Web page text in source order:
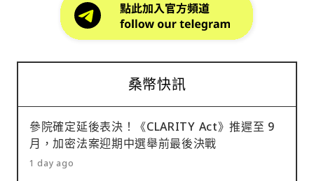
桑幣快訊
參院確定延後表決！《CLARITY Act》推遲至 9
月，加密法案迎期中選舉前最後決戰
1 day ago